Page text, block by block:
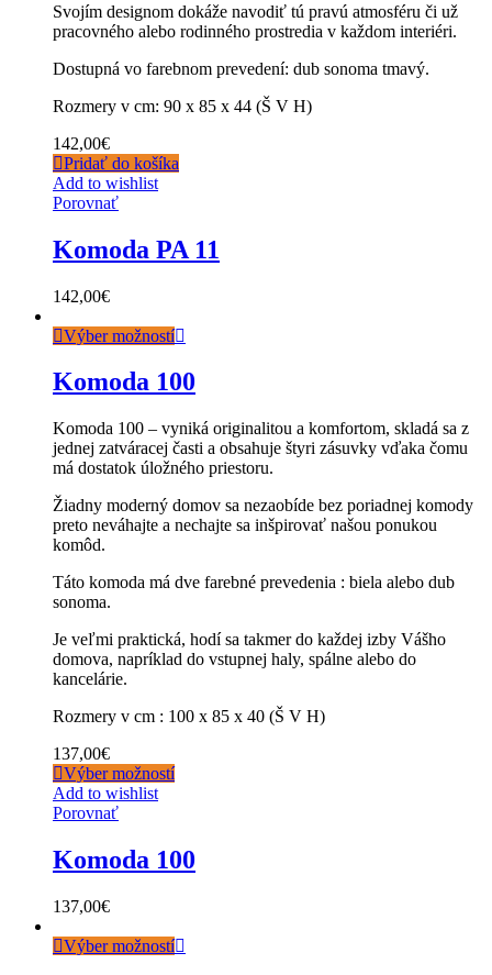
Svojím designom dokáže navodiť tú pravú atmosféru či už
pracovného alebo rodinného prostredia v každom interiéri.
Dostupná vo farebnom prevedení: dub sonoma tmavý.
Rozmery v cm: 90 x 85 x 44 (Š V H)
142,00€
Pridať do košíka
Add to wishlist
Porovnať
Komoda PA 11
142,00€
Výber možností
Komoda 100
Komoda 100 – vyniká originalitou a komfortom, skladá sa z
jednej zatváracej časti a obsahuje štyri zásuvky vďaka čomu
má dostatok úložného priestoru.
Žiadny moderný domov sa nezaobíde bez poriadnej komody
preto neváhajte a nechajte sa inšpirovať našou ponukou
komôd.
Táto komoda má dve farebné prevedenia : biela alebo dub
sonoma.
Je veľmi praktická, hodí sa takmer do každej izby Vášho
domova, napríklad do vstupnej haly, spálne alebo do
kancelárie.
Rozmery v cm : 100 x 85 x 40 (Š V H)
137,00€
Výber možností
Add to wishlist
Porovnať
Komoda 100
137,00€
Výber možností